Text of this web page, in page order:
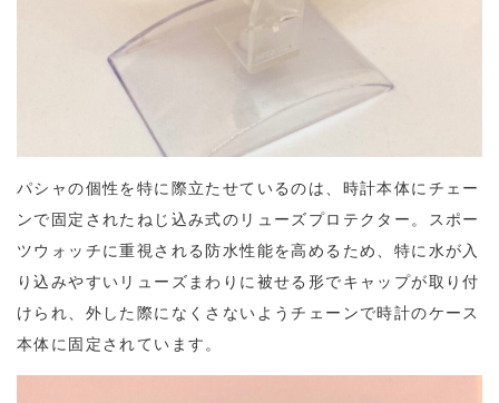
パシャの個性を特に際立たせているのは、時計本体にチェー
ンで固定されたねじ込み式のリューズプロテクター。スポー
ツウォッチに重視される防水性能を高めるため、特に水が入
り込みやすいリューズまわりに被せる形でキャップが取り付
けられ、外した際になくさないようチェーンで時計のケース
本体に固定されています。